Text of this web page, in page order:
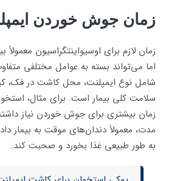
زمان جوش خوردن
اما می‌تواند بسته به عوامل مختلفی
شامل نوع ایمپلنت، محل کاشت در فک،
سلامت کلی بیمار است. برای مثال،
زمان بیشتری برای جوش خوردن نیاز
مدت، معمولاً دندان‌های موقت به بیمار
به طور طبیعی غذا بخورد و صحبت کند.